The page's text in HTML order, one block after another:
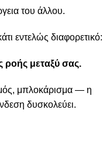
του άλλου.
εντελώς διαφορετικό:
ροής μεταξύ σας.
μπλοκάρισμα — η
δυσκολεύει.